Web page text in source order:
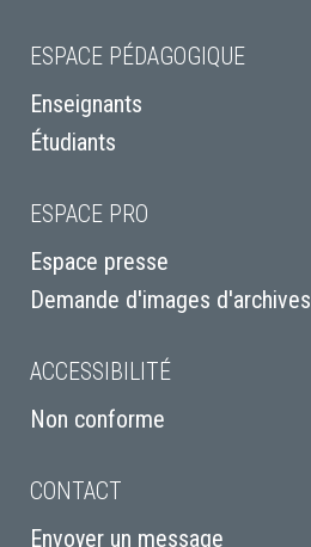
ESPACE PÉDAGOGIQUE
Enseignants
Étudiants
ESPACE PRO
Espace presse
Demande d'images d'archives
ACCESSIBILITÉ
Non conforme
CONTACT
Envoyer un message